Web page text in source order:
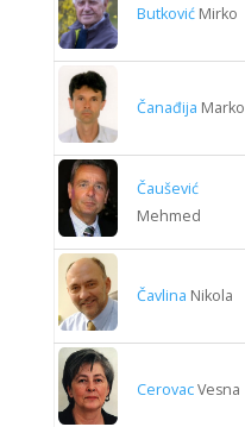
Butković Mirko
Čanađija Marko
Čaušević
Mehmed
Čavlina Nikola
CerovacVesna